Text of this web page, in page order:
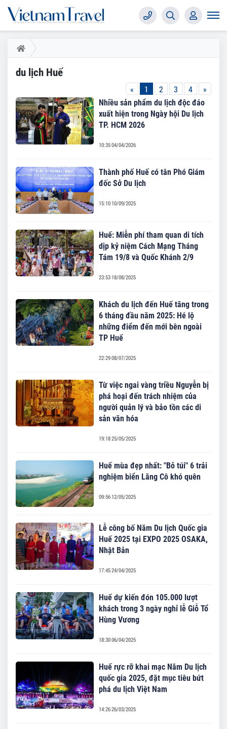
du lịch Huế
« 1 2 3 4 »
Nhiều sản phẩm du lịch độc đáo
xuất hiện trong Ngày hội Du lịch
TP. HCM 2026
10:35 04/04/2026
Thành phố Huế có tân Phó Giám
đốc Sở Du lịch
15:10 10/09/2025
Huế: Miễn phí tham quan di tích
dịp kỷ niệm Cách Mạng Tháng
Tám 19/8 và Quốc Khánh 2/9
23:53 18/08/2025
Khách du lịch đến Huế tăng trong
6 tháng đầu năm 2025: Hé lộ
những điểm đến mới bên ngoài
TP Huế
22:29 08/07/2025
Từ việc ngai vàng triều Nguyễn bị
phá hoại đến trách nhiệm của
người quản lý và bảo tồn các di
sản văn hóa
19:18 25/05/2025
Huế mùa đẹp nhất: "Bỏ túi" 6 trải
nghiệm biển Lăng Cô khó quên
09:56 12/05/2025
Lễ công bố Năm Du lịch Quốc gia
Huế 2025 tại EXPO 2025 OSAKA,
Nhật Bản
17:45 24/04/2025
Huế dự kiến đón 105.000 lượt
khách trong 3 ngày nghỉ lễ Giỗ Tổ
Hùng Vương
18:30 06/04/2025
Huế rực rỡ khai mạc Năm Du lịch
quốc gia 2025, đặt mục tiêu bứt
phá du lịch Việt Nam
14:26 26/03/2025